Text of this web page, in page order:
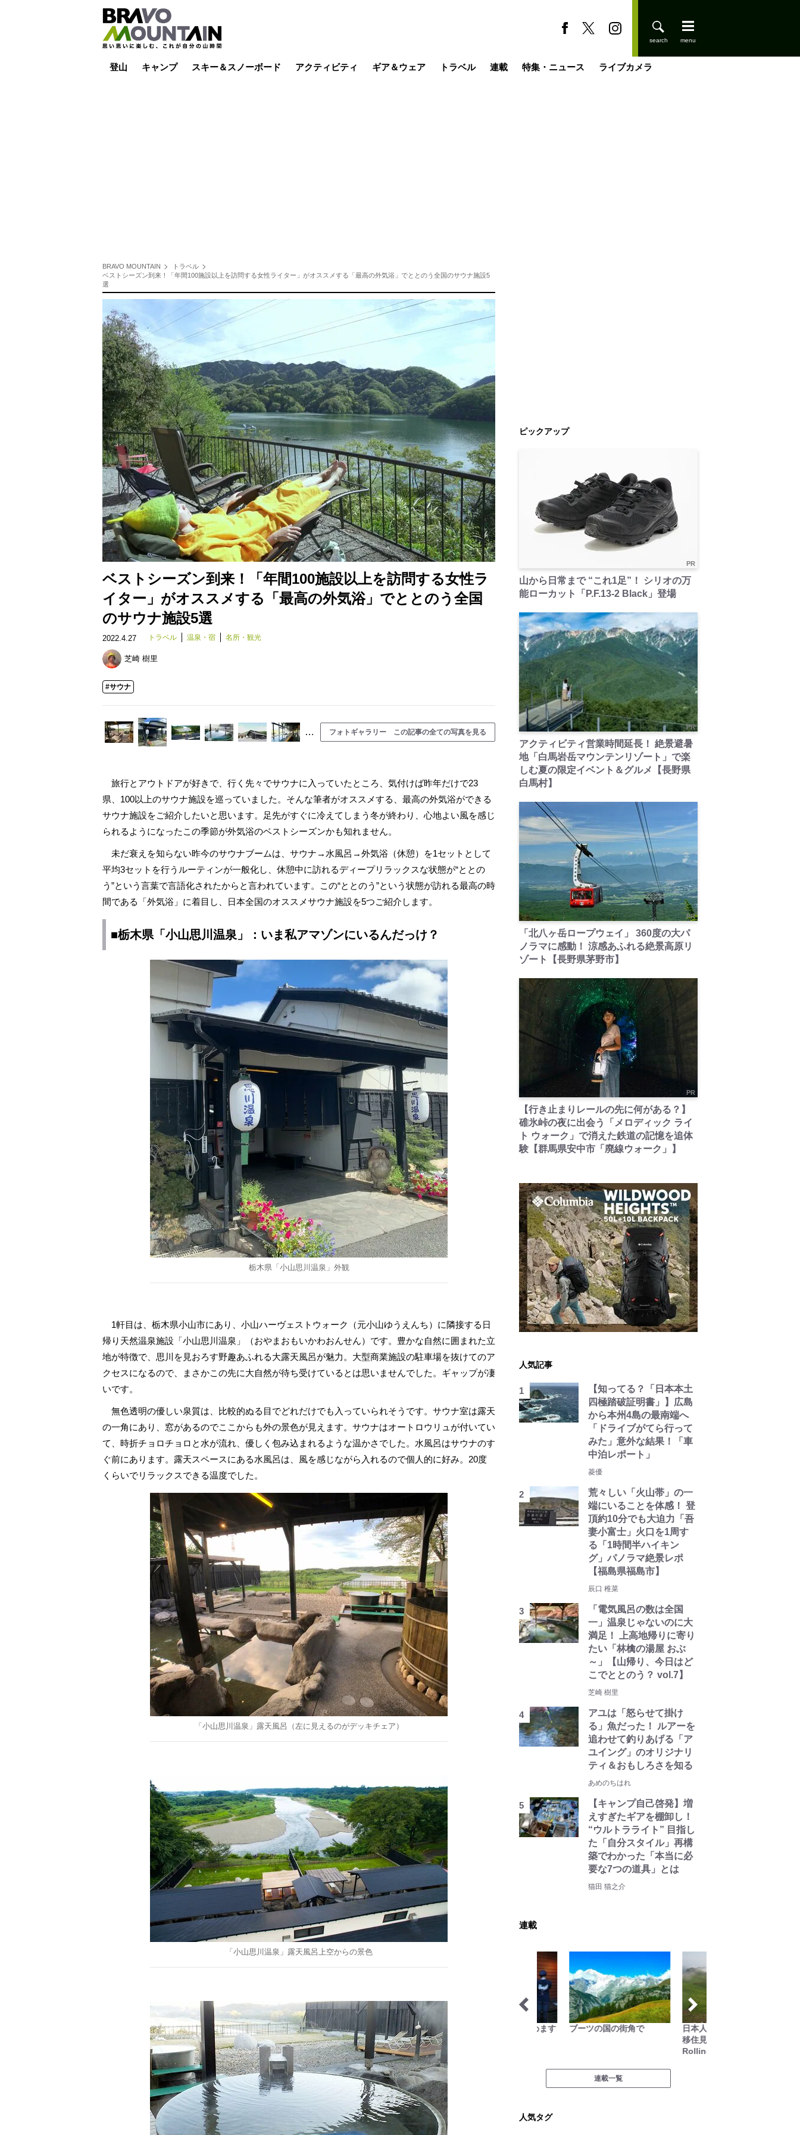
登山 キャンプ スキー＆スノーボード アクティビティ ギア＆ウェア トラベル 連載 特集・ニュース ライブカメラ
BRAVO MOUNTAIN
トラベル
ベストシーズン到来！「年間100施設以上を訪問する女性ライター」がオススメする「最高の外気浴」でととのう全国のサウナ施設5
選
ベストシーズン到来！「年間100施設以上を訪問する女性ラ
イター」がオススメする「最高の外気浴」でととのう全国
のサウナ施設5選
2022.4.27 トラベル 温泉・宿 名所・観光
芝崎 樹里
#サウナ
… フォトギャラリー この記事の全ての写真を見る
旅行とアウトドアが好きで、行く先々でサウナに入っていたところ、気付けば昨年だけで23
県、100以上のサウナ施設を巡っていました。そんな筆者がオススメする、最高の外気浴ができる
サウナ施設をご紹介したいと思います。足先がすぐに冷えてしまう冬が終わり、心地よい風を感じ
られるようになったこの季節が外気浴のベストシーズンかも知れません。
未だ衰えを知らない昨今のサウナブームは、サウナ→水風呂→外気浴（休憩）を1セットとして
平均3セットを行うルーティンが一般化し、休憩中に訪れるディープリラックスな状態が“ととの
う”という言葉で言語化されたからと言われています。この“ととのう”という状態が訪れる最高の時
間である「外気浴」に着目し、日本全国のオススメサウナ施設を5つご紹介します。
■栃木県「小山思川温泉」：いま私アマゾンにいるんだっけ？
栃木県「小山思川温泉」外観
1軒目は、栃木県小山市にあり、小山ハーヴェストウォーク（元小山ゆうえんち）に隣接する日
帰り天然温泉施設「小山思川温泉」（おやまおもいかわおんせん）です。豊かな自然に囲まれた立
地が特徴で、思川を見おろす野趣あふれる大露天風呂が魅力。大型商業施設の駐車場を抜けてのア
クセスになるので、まさかこの先に大自然が待ち受けているとは思いませんでした。ギャップが凄
いです。
無色透明の優しい泉質は、比較的ぬる目でどれだけでも入っていられそうです。サウナ室は露天
の一角にあり、窓があるのでここからも外の景色が見えます。サウナはオートロウリュが付いてい
て、時折チョロチョロと水が流れ、優しく包み込まれるような温かさでした。水風呂はサウナのす
ぐ前にあります。露天スペースにある水風呂は、風を感じながら入れるので個人的に好み。20度
くらいでリラックスできる温度でした。
「小山思川温泉」露天風呂（左に見えるのがデッキチェア）
「小山思川温泉」露天風呂上空からの景色
ピックアップ
PR
山から日常まで “これ1足”！ シリオの万
能ローカット「P.F.13-2 Black」登場
PR
アクティビティ営業時間延長！ 絶景避暑
地「白馬岩岳マウンテンリゾート」で楽
しむ夏の限定イベント＆グルメ【長野県
白馬村】
PR
「北八ヶ岳ロープウェイ」 360度の大パ
ノラマに感動！ 涼感あふれる絶景高原リ
ゾート【長野県茅野市】
PR
【行き止まりレールの先に何がある？】
碓氷峠の夜に出会う「メロディック ライ
ト ウォーク」で消えた鉄道の記憶を追体
験【群馬県安中市「廃線ウォーク」】
人気記事
【知ってる？「日本本土
四極踏破証明書」】広島
から本州4島の最南端へ
「ドライブがてら行って
みた」意外な結果！「車
中泊レポート」
菱優
荒々しい「火山帯」の一
端にいることを体感！ 登
頂約10分でも大迫力「吾
妻小富士」火口を1周す
る「1時間半ハイキン
グ」パノラマ絶景レポ
【福島県福島市】
辰口 稚菜
「電気風呂の数は全国
一」温泉じゃないのに大
満足！ 上高地帰りに寄り
たい「林檎の湯屋 おぶ
～」【山帰り、今日はど
こでととのう？ vol.7】
芝崎 樹里
アユは「怒らせて掛け
る」魚だった！ ルアーを
追わせて釣りあげる「ア
ユイング」のオリジナリ
ティ＆おもしろさを知る
あめのちはれ
【キャンプ自己啓発】増
えすぎたギアを棚卸し！
“ウルトラライト” 目指し
た「自分スタイル」再構
築でわかった「本当に必
要な7つの道具」とは
猫田 猫之介
連載
「山岳遭難」のリアル＜山
梨県警＞
映える山のテン場 わたし、山小屋はじめます ブーツの国の街角で
日本人ハイカーのネパール
移住見聞録「Like a
Rolling Stone」
連載一覧
人気タグ